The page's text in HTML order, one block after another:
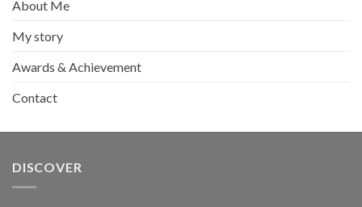
About Me
My story
Awards & Achievement
Contact
DISCOVER